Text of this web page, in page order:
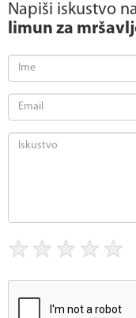
Napiši iskustvo
limun za
★ ★ ★ ★ ★